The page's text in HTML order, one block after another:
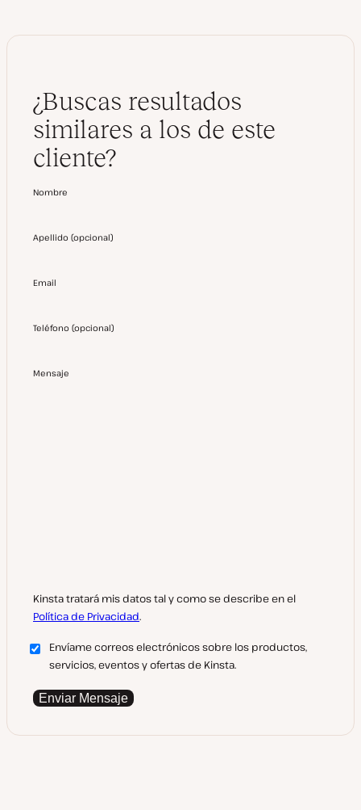
¿Buscas resultados
similares a los de este
cliente?
Nombre
Apellido (opcional)
Email
Teléfono (opcional)
Mensaje
Kinsta tratará mis datos tal y como se describe en el
Política de Privacidad.
Envíame correos electrónicos sobre los productos,
servicios, eventos y ofertas de Kinsta.
Enviar Mensaje